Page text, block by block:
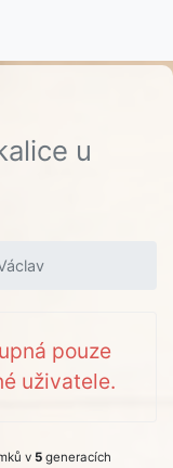
u
pouze
uživatele.
v 5 generacích